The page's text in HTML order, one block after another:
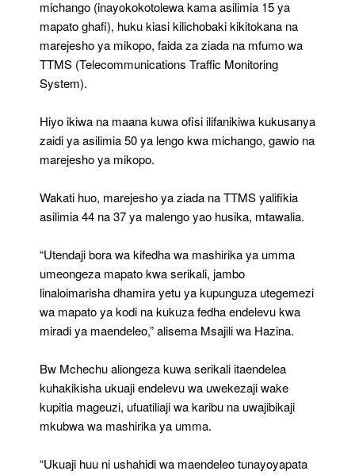
michango (inayokokotolewa kama asilimia 15 ya
mapato ghafi), huku kiasi kilichobaki kikitokana na
marejesho ya mikopo, faida za ziada na mfumo wa
TTMS (Telecommunications Traffic Monitoring
System).
Hiyo ikiwa na maana kuwa ofisi ilifanikiwa kukusanya
zaidi ya asilimia 50 ya lengo kwa michango, gawio na
marejesho ya mikopo.
Wakati huo, marejesho ya ziada na TTMS yalifikia
asilimia 44 na 37 ya malengo yao husika, mtawalia.
“Utendaji bora wa kifedha wa mashirika ya umma
umeongeza mapato kwa serikali, jambo
linaloimarisha dhamira yetu ya kupunguza utegemezi
wa mapato ya kodi na kukuza fedha endelevu kwa
miradi ya maendeleo,” alisema Msajili wa Hazina.
Bw Mchechu aliongeza kuwa serikali itaendelea
kuhakikisha ukuaji endelevu wa uwekezaji wake
kupitia mageuzi, ufuatiliaji wa karibu na uwajibikaji
mkubwa wa mashirika ya umma.
“Ukuaji huu ni ushahidi wa maendeleo tunayoyapata